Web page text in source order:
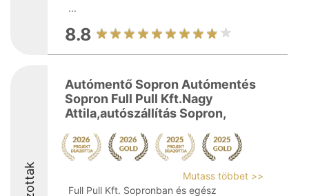
...
8.8
Autómentő Sopron Autómentés
Sopron Full Pull Kft.Nagy
Attila,autószállítás Sopron,
Mutass többet >>
Full Pull Kft. Sopronban és egész